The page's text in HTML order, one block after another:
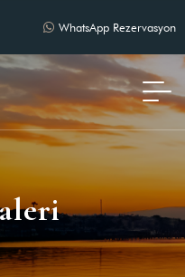
WhatsApp Rezervasyon